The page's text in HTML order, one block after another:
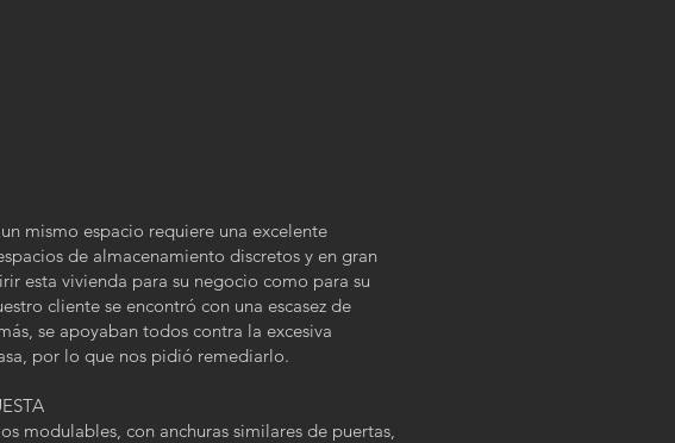
mismo espacio requiere una excelente
de almacenamiento discretos y en gran
esta vivienda para su negocio como para su
cliente se encontró con una escasez de
se apoyaban todos contra la excesiva
por lo que nos pidió remediarlo.
modulables, con anchuras similares de puertas,